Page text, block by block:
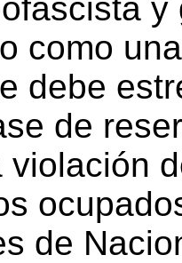
como
debe
de
violación
de